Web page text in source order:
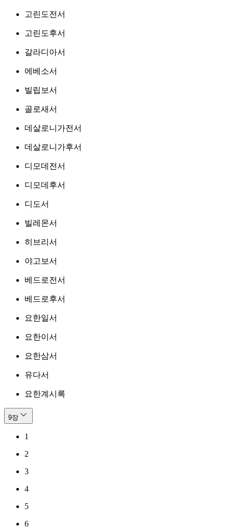
고린도전서
고린도후서
갈라디아서
에베소서
빌립보서
골로새서
데살로니가전서
데살로니가후서
디모데전서
디모데후서
디도서
빌레몬서
히브리서
야고보서
베드로전서
베드로후서
요한일서
요한이서
요한삼서
유다서
요한계시록
9장
1
2
3
4
5
6